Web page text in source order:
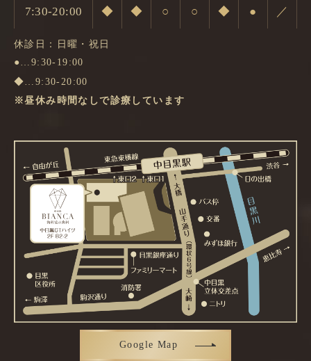
7:30-20:00 ◆ ◆ ○ ○ ◆ ● ／
休診日：日曜・祝日
●…9:30-19:00
◆…9:30-20:00
※昼休み時間なしで診療しています
Google Map